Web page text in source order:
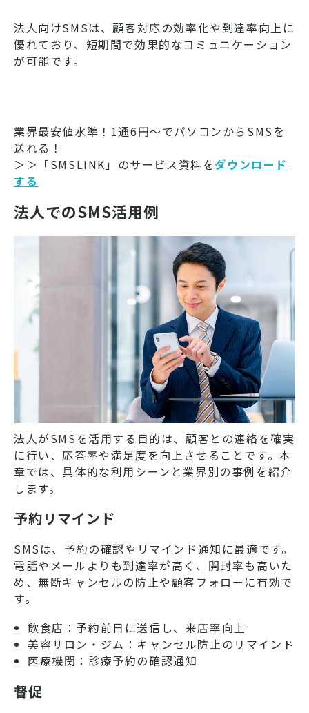
法人向けSMSは、顧客対応の効率化や到達率向上に
優れており、短期間で効果的なコミュニケーション
が可能です。
業界最安値水準！1通6円～でパソコンからSMSを
送れる！
＞＞「SMSLINK」のサービス資料をダウンロード
する
法人でのSMS活用例
法人がSMSを活用する目的は、顧客との連絡を確実
に行い、応答率や満足度を向上させることです。本
章では、具体的な利用シーンと業界別の事例を紹介
します。
予約リマインド
SMSは、予約の確認やリマインド通知に最適です。
電話やメールよりも到達率が高く、開封率も高いた
め、無断キャンセルの防止や顧客フォローに有効で
す。
飲食店：予約前日に送信し、来店率向上
美容サロン・ジム：キャンセル防止のリマインド
医療機関：診療予約の確認通知
督促